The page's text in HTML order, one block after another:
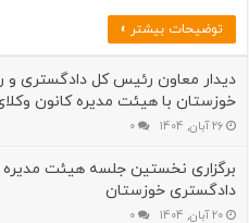
توضیحات بیشتر »
دیدار معاون رئیس کل دادگستری و
خوزستان با هیئت مدیره کانون
26 آبان, 1404 0
برگزاری نخستین جلسه هیئت مدیره
دادگستری خوزستان
20 آبان, 1404 0